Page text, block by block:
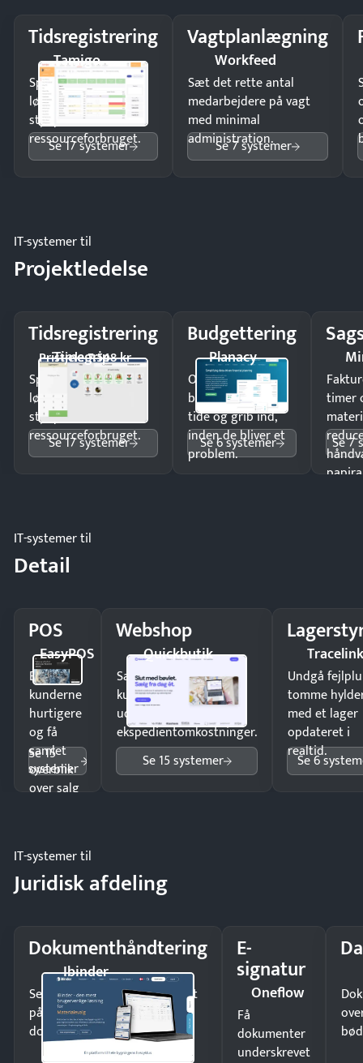
Tidsregistrering
Tamigo
Spar tid på
lønberegning og få
styr på
ressourceforbruget.
Se 17 systemer
Vagtplanlægning
Workfeed
Sæt det rette antal
medarbejdere på vagt
med minimal
administration.
Se 7 systemer
IT-systemer til
Projektledelse
Tidsregistrering
Timegrip
Pristjek: 7.548 kr
Spar tid på
lønberegning og få
styr på
ressourceforbruget.
Se 17 systemer
Budgettering
Planacy
Opdag
budgetafvigelser i
tide og grib ind,
inden de bliver et
problem.
Se 6 systemer
timer
Se 7
IT-systemer til
Detail
POS
EasyPOS
Ekspedér
kunderne
hurtigere
og få
samlet
overblik
over salg
Se 15
systemer
Webshop
Quickbutik
Sælg produkter 24/7 til
kunder i hele landet
uden
ekspedientomkostninger.
Se 15 systemer
Undgå
tomme
med et lager
opdateret i
realtid.
Se 6
IT-systemer til
Juridisk afdeling
Dokumenthåndtering
Ibinder
Send kontrakter til underskrift
på minutter og mist ingen
dokumenter.
E-
signatur
Oneflow
Få
dokumenter
underskrevet